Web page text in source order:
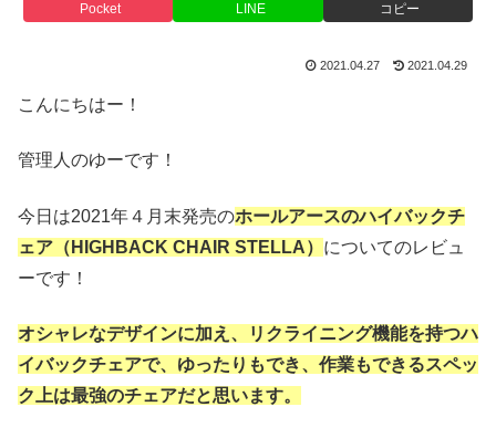
Pocket LINE コピー
2021.04.27 2021.04.29
こんにちはー！
管理人のゆーです！
今日は2021年４月末発売のホールアースのハイバックチ
ェア（HIGHBACK CHAIR STELLA） についてのレビュ
ーです！
オシャレなデザインに加え、リクライニング機能を持つハ
イバックチェアで、ゆったりもでき、作業もできるスペッ
ク上は最強のチェアだと思います。